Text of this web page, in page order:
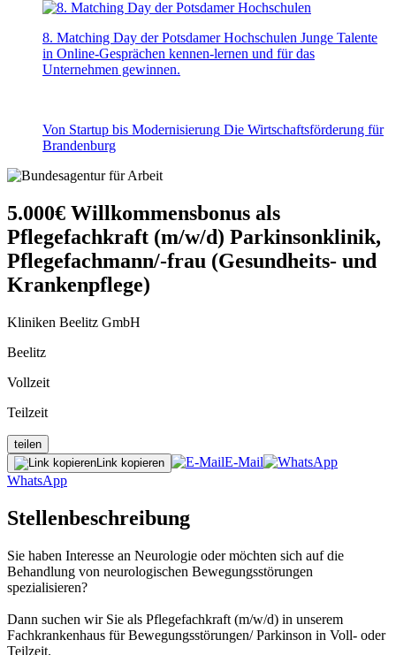
8. Matching Day der Potsdamer Hochschulen Junge Talente
in Online-Gesprächen kennen-lernen und für das
Unternehmen gewinnen.
Von Startup bis Modernisierung Die Wirtschaftsförderung für
Brandenburg
5.000€ Willkommensbonus als
Pflegefachkraft (m/w/d) Parkinsonklinik,
Pflegefachmann/-frau (Gesundheits- und
Krankenpflege)
Kliniken Beelitz GmbH
Beelitz
Vollzeit
Teilzeit
teilen
Link kopieren
E-Mail
WhatsApp
Stellenbeschreibung
Sie haben Interesse an Neurologie oder möchten sich auf die
Behandlung von neurologischen Bewegungsstörungen
spezialisieren?
Dann suchen wir Sie als Pflegefachkraft (m/w/d) in unserem
Fachkrankenhaus für Bewegungsstörungen/ Parkinson in Voll- oder
Teilzeit.